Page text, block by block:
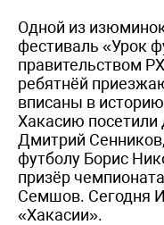
Одной из
фестиваль «Урок
правительством
ребятнёй
вписаны в
Хакасию посетили
Дмитрий
футболу Борис
призёр
Семшов. Сегодня
«Хакасии».